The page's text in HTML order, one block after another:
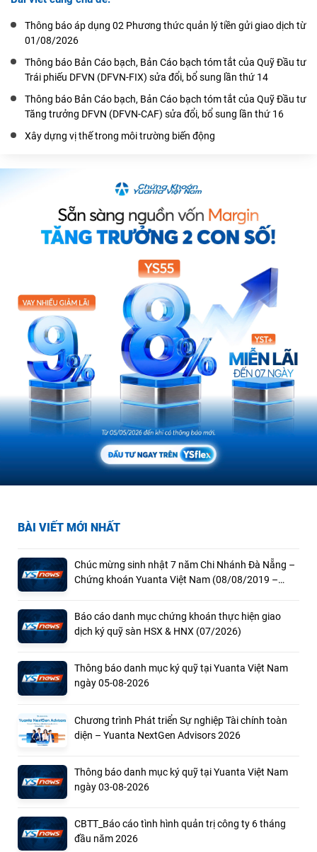
BÀI VIẾT MỚI NHẤT
Chúc mừng sinh nhật 7 năm Chi Nhánh Đà Nẵng –
Chứng khoán Yuanta Việt Nam (08/08/2019 –
Báo cáo danh mục chứng khoán thực hiện giao
dịch ký quỹ sàn HSX & HNX (07/2026)
Thông báo danh mục ký quỹ tại Yuanta Việt Nam
ngày 05-08-2026
Chương trình Phát triển Sự nghiệp Tài chính toàn
diện – Yuanta NextGen Advisors 2026
Thông báo danh mục ký quỹ tại Yuanta Việt Nam
ngày 03-08-2026
CBTT_Báo cáo tình hình quản trị công ty 6 tháng
đầu năm 2026
Thông báo áp dụng 02 Phương thức quản lý tiền gửi giao dịch từ
01/08/2026
Thông báo Bản Cáo bạch, Bản Cáo bạch tóm tắt của Quỹ Đầu tư
Trái phiếu DFVN (DFVN-FIX) sửa đổi, bổ sung lần thứ 14
Thông báo Bản Cáo bạch, Bản Cáo bạch tóm tắt của Quỹ Đầu tư
Tăng trưởng DFVN (DFVN-CAF) sửa đổi, bổ sung lần thứ 16
Xây dựng vị thế trong môi trường biến động